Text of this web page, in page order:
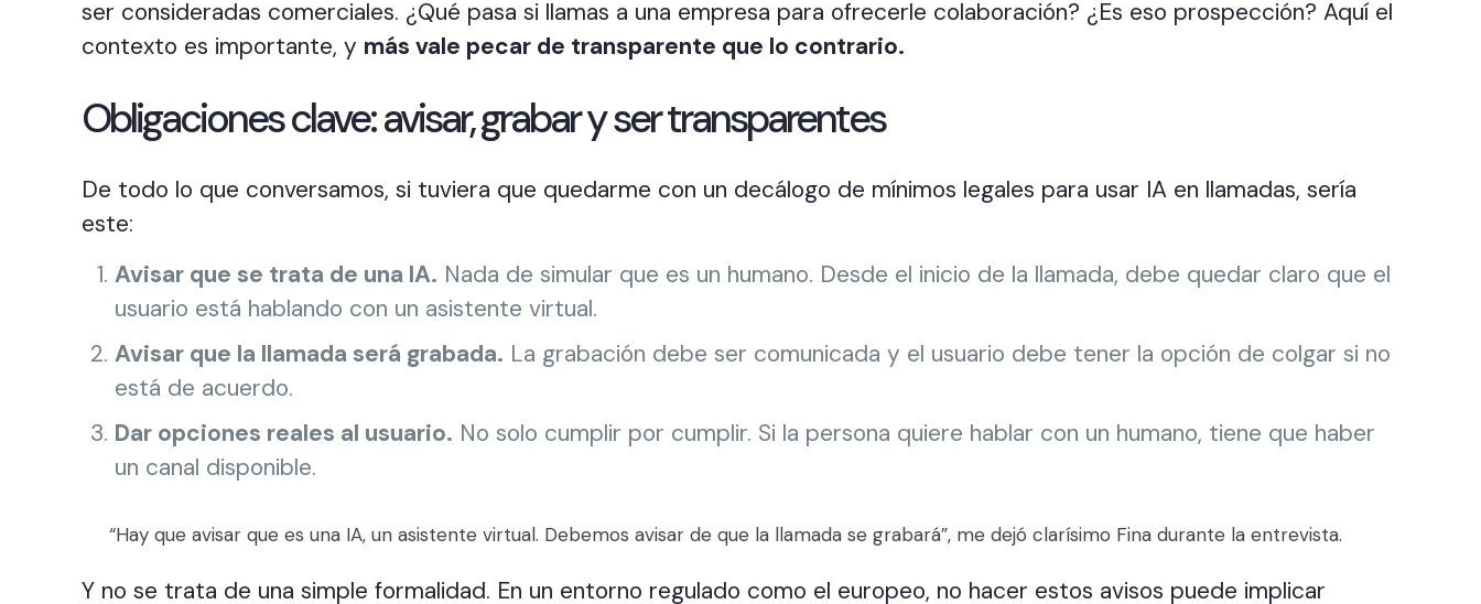
ser consideradas comerciales. ¿Qué pasa si llamas a una empresa para ofrecerle colaboración? ¿Es eso prospección? Aquí el
contexto es importante, y más vale pecar de transparente que lo contrario.
Obligaciones clave: avisar, grabar y ser transparentes
De todo lo que conversamos, si tuviera que quedarme con un decálogo de mínimos legales para usar IA en llamadas, sería
este:
Avisar que se trata de una IA. Nada de simular que es un humano. Desde el inicio de la llamada, debe quedar claro que el
usuario está hablando con un asistente virtual.
Avisar que la llamada será grabada. La grabación debe ser comunicada y el usuario debe tener la opción de colgar si no
está de acuerdo.
Dar opciones reales al usuario. No solo cumplir por cumplir. Si la persona quiere hablar con un humano, tiene que haber
un canal disponible.
“Hay que avisar que es una IA, un asistente virtual. Debemos avisar de que la llamada se grabará”, me dejó clarísimo Fina durante la entrevista.
Y no se trata de una simple formalidad. En un entorno regulado como el europeo, no hacer estos avisos puede implicar